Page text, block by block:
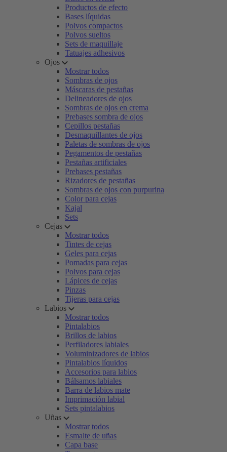
Productos de efecto
Bases líquidas
Polvos compactos
Polvos sueltos
Sets de maquillaje
Tatuajes adhesivos
Ojos
Mostrar todos
Sombras de ojos
Máscaras de pestañas
Delineadores de ojos
Sombras de ojos en crema
Prebases sombra de ojos
Cepillos pestañas
Desmaquillantes de ojos
Paletas de sombras de ojos
Pegamentos de pestañas
Pestañas artificiales
Prebases pestañas
Rizadores de pestañas
Sombras de ojos con purpurina
Color para cejas
Kajal
Sets
Cejas
Mostrar todos
Tintes de cejas
Geles para cejas
Pomadas para cejas
Polvos para cejas
Lápices de cejas
Pinzas
Tijeras para cejas
Labios
Mostrar todos
Pintalabios
Brillos de labios
Perfiladores labiales
Voluminizadores de labios
Pintalabios líquidos
Accesorios para labios
Bálsamos labiales
Barra de labios mate
Imprimación labial
Sets pintalabios
Uñas
Mostrar todos
Esmalte de uñas
Capa base